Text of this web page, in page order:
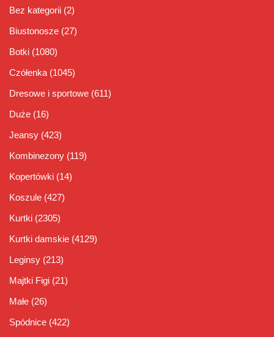
Bez kategorii (2)
Biustonosze (27)
Botki (1080)
Czółenka (1045)
Dresowe i sportowe (611)
Duże (16)
Jeansy (423)
Kombinezony (119)
Kopertówki (14)
Koszule (427)
Kurtki (2305)
Kurtki damskie (4129)
Leginsy (213)
Majtki Figi (21)
Małe (26)
Spódnice (422)